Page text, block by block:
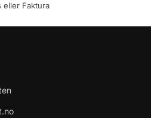
eller Faktura